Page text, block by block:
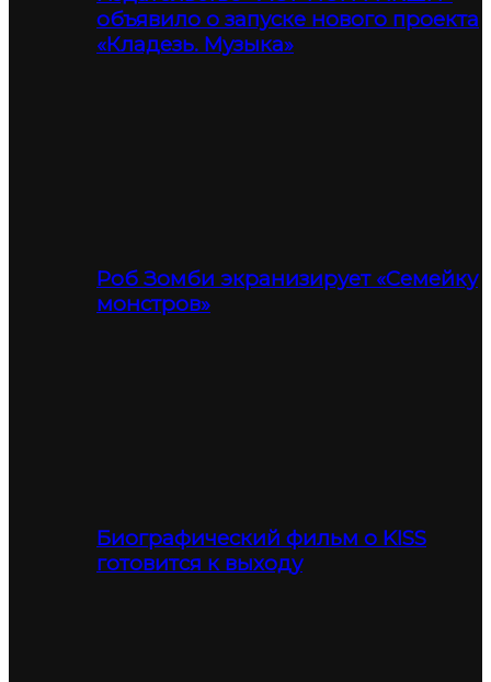
объявило о запуске нового проекта
«Кладезь. Музыка»
Роб Зомби экранизирует «Семейку
монстров»
Биографический фильм о KISS
готовится к выходу